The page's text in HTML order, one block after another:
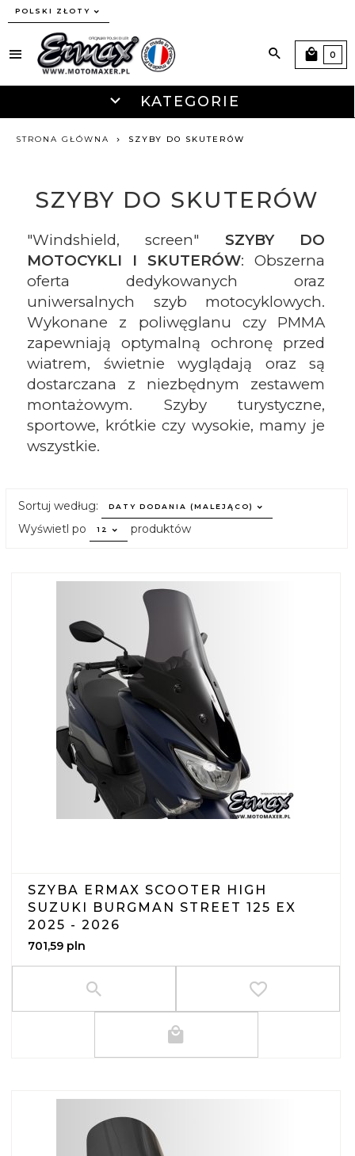
currency_h
POLSKI ZŁOTY
KATEGORIE
0
STRONA GŁÓWNA SZYBY DO SKUTERÓW
SZYBY DO SKUTERÓW
"Windshield, screen" SZYBY DO
MOTOCYKLI I SKUTERÓW: Obszerna
oferta dedykowanych oraz
uniwersalnych szyb motocyklowych.
Wykonane z poliwęglanu czy PMMA
zapewniają optymalną ochronę przed
wiatrem, świetnie wyglądają oraz są
dostarczana z niezbędnym zestawem
montażowym. Szyby turystyczne,
sportowe, krótkie czy wysokie, mamy je
wszystkie.
Sortuj według: sort
DATY DODANIA (MALEJĄCO)
Wyświetl po pop
12 produktów
SZYBA ERMAX SCOOTER HIGH
SUZUKI BURGMAN STREET 125 EX
2025 - 2026
701,59 pln